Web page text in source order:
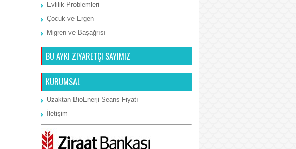
Evlilik Problemleri
Çocuk ve Ergen
Migren ve Başağrısı
BU AYKI ZIYARETÇI SAYIMIZ
KURUMSAL
Uzaktan BioEnerji Seans Fiyatı
İletişim